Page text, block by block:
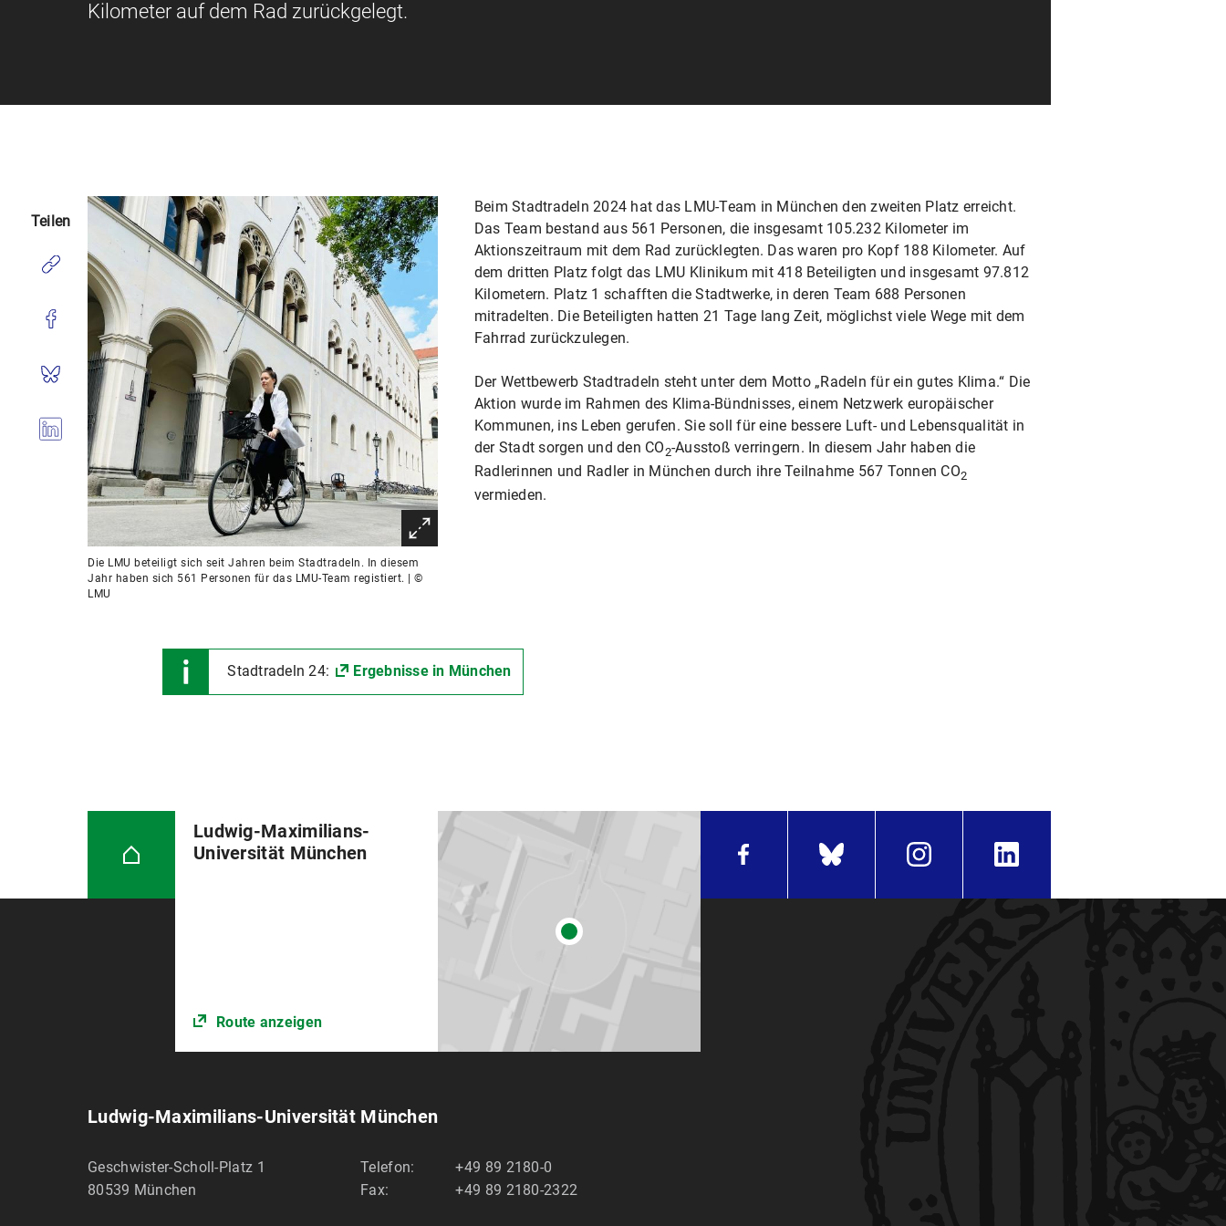
Kilometer auf dem Rad zurückgelegt.
Die LMU beteiligt sich seit Jahren beim Stadtradeln. In diesem
Jahr haben sich 561 Personen für das LMU-Team registiert. | ©
LMU
Beim Stadtradeln 2024 hat das LMU-Team in München den zweiten Platz erreicht.
Das Team bestand aus 561 Personen, die insgesamt 105.232 Kilometer im
Aktionszeitraum mit dem Rad zurücklegten. Das waren pro Kopf 188 Kilometer. Auf
dem dritten Platz folgt das LMU Klinikum mit 418 Beteiligten und insgesamt 97.812
Kilometern. Platz 1 schafften die Stadtwerke, in deren Team 688 Personen
mitradelten. Die Beteiligten hatten 21 Tage lang Zeit, möglichst viele Wege mit dem
Fahrrad zurückzulegen.
Der Wettbewerb Stadtradeln steht unter dem Motto „Radeln für ein gutes Klima.“ Die
Aktion wurde im Rahmen des Klima-Bündnisses, einem Netzwerk europäischer
Kommunen, ins Leben gerufen. Sie soll für eine bessere Luft- und Lebensqualität in
der Stadt sorgen und den CO2-Ausstoß verringern. In diesem Jahr haben die
Radlerinnen und Radler in München durch ihre Teilnahme 567 Tonnen CO2
vermieden.
Stadtradeln 24: Ergebnisse in München
Teilen
Ludwig-Maximilians-
Universität München
Route anzeigen
Ludwig-Maximilians-Universität München
Geschwister-Scholl-Platz 1
80539 München
Telefon:
+49 89 2180-0
Fax:
+49 89 2180-2322